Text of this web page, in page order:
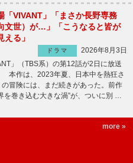
「VIVANT」「まさか長野専務
文世）が…」「こうなると皆が
える」
ドラマ
2026年8月3日
」（TBS系）の第12話が2日に放送
本作は、2023年夏、日本中を熱狂さ
冒険には、まだ続きがあった。前作
巻き込む大きな渦”が、ついに別 …
more »